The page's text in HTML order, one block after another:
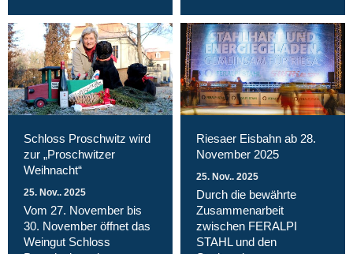
Schloss Proschwitz wird
zur „Proschwitzer
Weihnacht“
25. Nov.. 2025
Vom 27. November bis
30. November öffnet das
Weingut Schloss
Riesaer Eisbahn ab 28.
November 2025
25. Nov.. 2025
Durch die bewährte
Zusammenarbeit
zwischen FERALPI
STAHL und den